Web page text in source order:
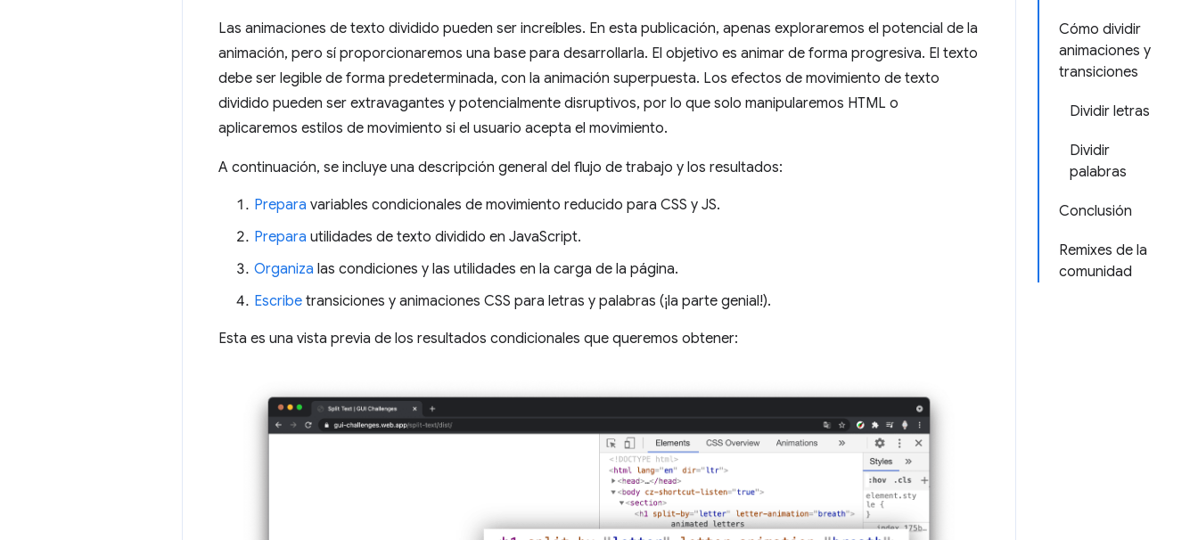
Cómo dividir
animaciones y
transiciones
Dividir letras
Dividir
palabras
Conclusión
Remixes de la
comunidad
Las animaciones de texto dividido pueden ser increíbles. En esta publicación, apenas exploraremos el potencial de la
animación, pero sí proporcionaremos una base para desarrollarla. El objetivo es animar de forma progresiva. El texto
debe ser legible de forma predeterminada, con la animación superpuesta. Los efectos de movimiento de texto
dividido pueden ser extravagantes y potencialmente disruptivos, por lo que solo manipularemos HTML o
aplicaremos estilos de movimiento si el usuario acepta el movimiento.
A continuación, se incluye una descripción general del flujo de trabajo y los resultados:
Prepara variables condicionales de movimiento reducido para CSS y JS.
Prepara utilidades de texto dividido en JavaScript.
Organiza las condiciones y las utilidades en la carga de la página.
Escribe transiciones y animaciones CSS para letras y palabras (¡la parte genial!).
Esta es una vista previa de los resultados condicionales que queremos obtener: